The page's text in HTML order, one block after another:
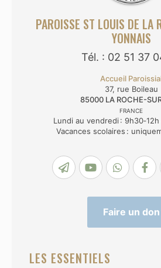
PAROISSE ST LOUIS DE LA
YONNAIS
Tél. : 02 51 37
Accueil
37, rue Boileau
85000 LA ROCHE-
FRANCE
Lundi au vendredi : 9h30‑12h
Vacances scolaires :
Faire un don
LES ESSENTIELS